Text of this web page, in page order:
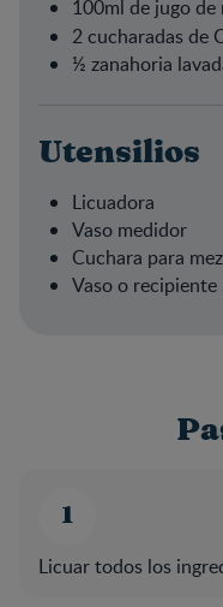
100ml de jugo
2 cucharadas de
½ zanahoria
Utensilios
Licuadora
Vaso medidor
Cuchara para
Vaso o
Licuar todos los